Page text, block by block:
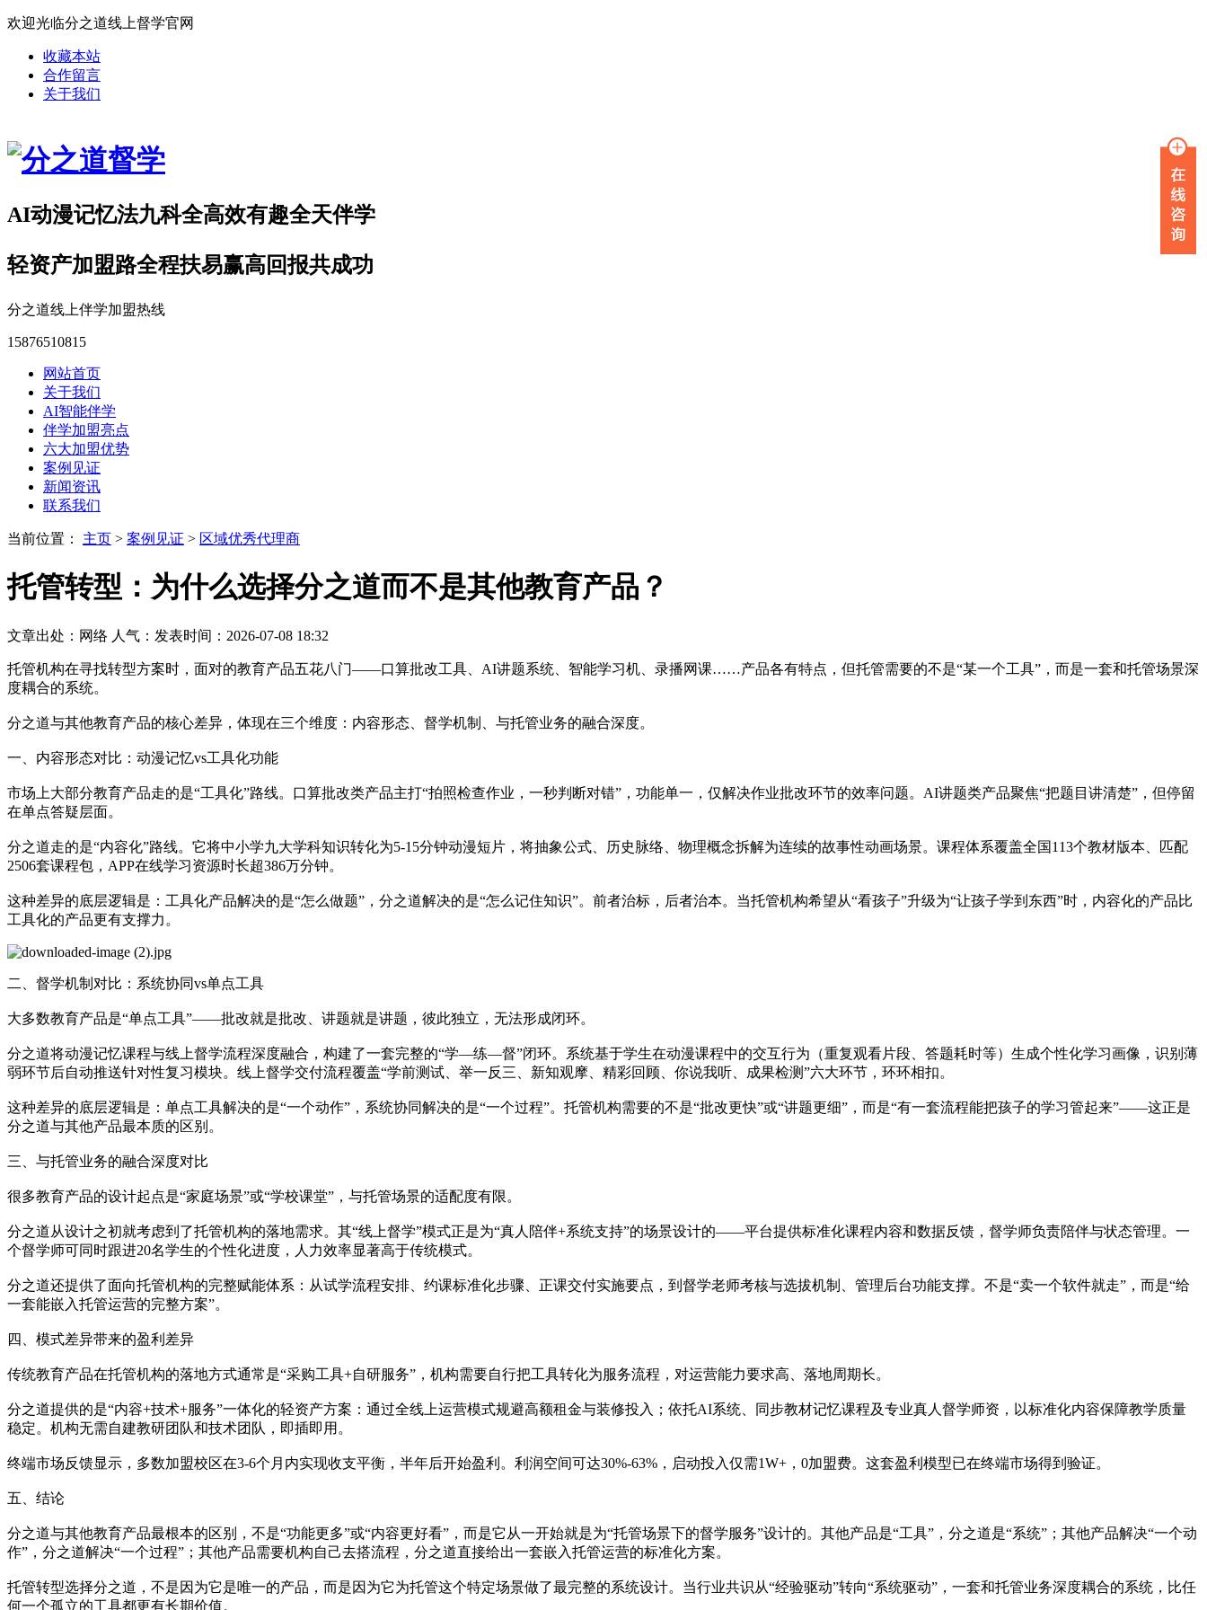
欢迎光临分之道线上督学官网
收藏本站
合作留言
关于我们
AI动漫记忆法九科全高效有趣全天伴学
轻资产加盟路全程扶易赢高回报共成功
分之道线上伴学加盟热线
15876510815
网站首页
关于我们
AI智能伴学
伴学加盟亮点
六大加盟优势
案例见证
新闻资讯
联系我们
当前位置： 主页 > 案例见证 > 区域优秀代理商
托管转型：为什么选择分之道而不是其他教育产品？
文章出处：网络 人气： 发表时间：2026-07-08 18:32
托管机构在寻找转型方案时，面对的教育产品五花八门——口算批改工具、AI讲题系统、智能学习机、录播网课……产品各有特点，但托管需要的不是“某一个工具”，而是一套和托管场景深
度耦合的系统。
分之道与其他教育产品的核心差异，体现在三个维度：内容形态、督学机制、与托管业务的融合深度。
一、内容形态对比：动漫记忆vs工具化功能
市场上大部分教育产品走的是“工具化”路线。口算批改类产品主打“拍照检查作业，一秒判断对错”，功能单一，仅解决作业批改环节的效率问题。AI讲题类产品聚焦“把题目讲清楚”，但停留
在单点答疑层面。
分之道走的是“内容化”路线。它将中小学九大学科知识转化为5-15分钟动漫短片，将抽象公式、历史脉络、物理概念拆解为连续的故事性动画场景。课程体系覆盖全国113个教材版本、匹配
2506套课程包，APP在线学习资源时长超386万分钟。
这种差异的底层逻辑是：工具化产品解决的是“怎么做题”，分之道解决的是“怎么记住知识”。前者治标，后者治本。当托管机构希望从“看孩子”升级为“让孩子学到东西”时，内容化的产品比
工具化的产品更有支撑力。
二、督学机制对比：系统协同vs单点工具
大多数教育产品是“单点工具”——批改就是批改、讲题就是讲题，彼此独立，无法形成闭环。
分之道将动漫记忆课程与线上督学流程深度融合，构建了一套完整的“学—练—督”闭环。系统基于学生在动漫课程中的交互行为（重复观看片段、答题耗时等）生成个性化学习画像，识别薄
弱环节后自动推送针对性复习模块。线上督学交付流程覆盖“学前测试、举一反三、新知观摩、精彩回顾、你说我听、成果检测”六大环节，环环相扣。
这种差异的底层逻辑是：单点工具解决的是“一个动作”，系统协同解决的是“一个过程”。托管机构需要的不是“批改更快”或“讲题更细”，而是“有一套流程能把孩子的学习管起来”——这正是
分之道与其他产品最本质的区别。
三、与托管业务的融合深度对比
很多教育产品的设计起点是“家庭场景”或“学校课堂”，与托管场景的适配度有限。
分之道从设计之初就考虑到了托管机构的落地需求。其“线上督学”模式正是为“真人陪伴+系统支持”的场景设计的——平台提供标准化课程内容和数据反馈，督学师负责陪伴与状态管理。一
个督学师可同时跟进20名学生的个性化进度，人力效率显著高于传统模式。
分之道还提供了面向托管机构的完整赋能体系：从试学流程安排、约课标准化步骤、正课交付实施要点，到督学老师考核与选拔机制、管理后台功能支撑。不是“卖一个软件就走”，而是“给
一套能嵌入托管运营的完整方案”。
四、模式差异带来的盈利差异
传统教育产品在托管机构的落地方式通常是“采购工具+自研服务”，机构需要自行把工具转化为服务流程，对运营能力要求高、落地周期长。
分之道提供的是“内容+技术+服务”一体化的轻资产方案：通过全线上运营模式规避高额租金与装修投入；依托AI系统、同步教材记忆课程及专业真人督学师资，以标准化内容保障教学质量
稳定。机构无需自建教研团队和技术团队，即插即用。
终端市场反馈显示，多数加盟校区在3-6个月内实现收支平衡，半年后开始盈利。利润空间可达30%-63%，启动投入仅需1W+，0加盟费。这套盈利模型已在终端市场得到验证。
五、结论
分之道与其他教育产品最根本的区别，不是“功能更多”或“内容更好看”，而是它从一开始就是为“托管场景下的督学服务”设计的。其他产品是“工具”，分之道是“系统”；其他产品解决“一个动
作”，分之道解决“一个过程”；其他产品需要机构自己去搭流程，分之道直接给出一套嵌入托管运营的标准化方案。
托管转型选择分之道，不是因为它是唯一的产品，而是因为它为托管这个特定场景做了最完整的系统设计。当行业共识从“经验驱动”转向“系统驱动”，一套和托管业务深度耦合的系统，比任
何一个孤立的工具都更有长期价值。